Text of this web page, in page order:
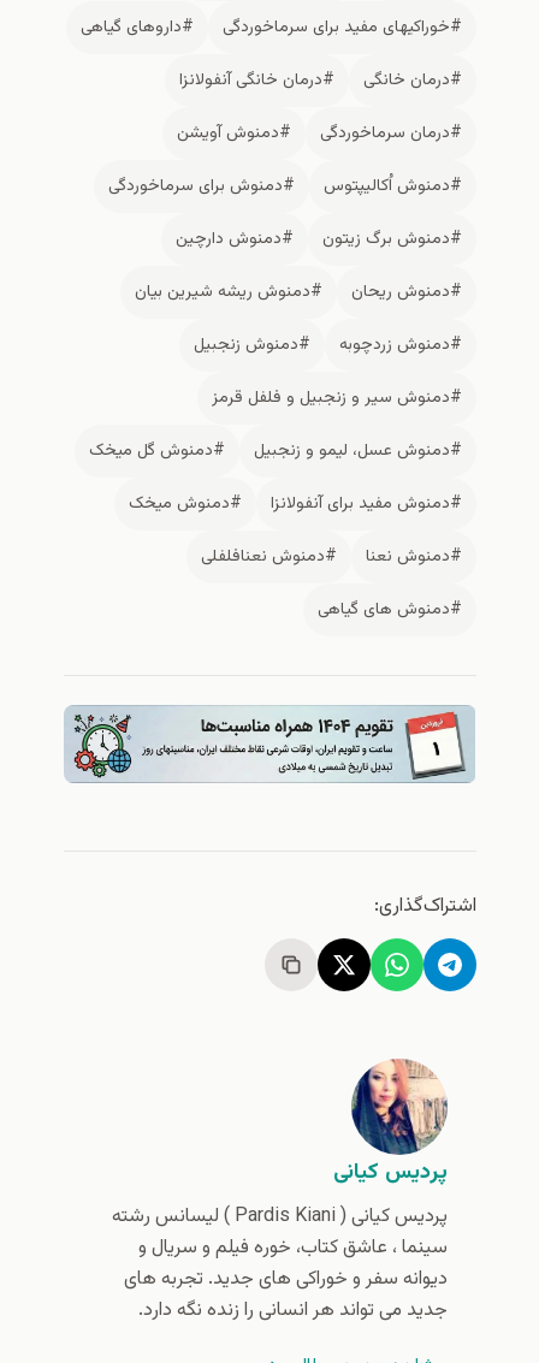
#خوراکیهای مفید برای سرماخوردگی
#داروهای گیاهی
#درمان خانگی
#درمان خانگی آنفولانزا
#درمان سرماخوردگی
#دمنوش آویشن
#دمنوش اُکالیپتوس
#دمنوش برای سرماخوردگی
#دمنوش برگ زیتون
#دمنوش دارچین
#دمنوش ریحان
#دمنوش ریشه شیرین بیان
#دمنوش زردچوبه
#دمنوش زنجبیل
#دمنوش سیر و زنجبیل و فلفل قرمز
#دمنوش عسل، لیمو و زنجبیل
#دمنوش گل میخک
#دمنوش مفید برای آنفولانزا
#دمنوش میخک
#دمنوش نعنا
#دمنوش نعنافلفلی
#دمنوش های گیاهی
اشتراک‌گذاری:
پردیس کیانی
پردیس کیانی (‌ Pardis Kiani ) لیسانس رشته
سینما ، عاشق کتاب، خوره فیلم و سریال و
دیوانه سفر و خوراکی های جدید. تجربه های
جدید می تواند هر انسانی را زنده نگه دارد.